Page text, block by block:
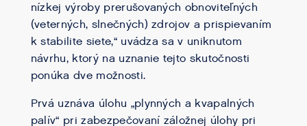
nízkej výroby prerušovaných obnoviteľných
(veterných, slnečných) zdrojov a prispievaním
k stabilite siete,“ uvádza sa v uniknutom
návrhu, ktorý na uznanie tejto skutočnosti
ponúka dve možnosti.
Prvá uznáva úlohu „plynných a kvapalných
palív“ pri zabezpečovaní záložnej úlohy pri